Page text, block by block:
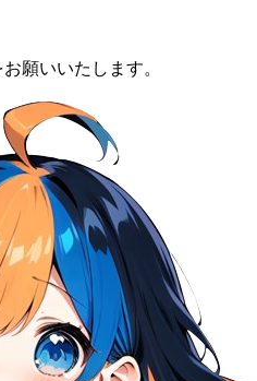
願いいたします。